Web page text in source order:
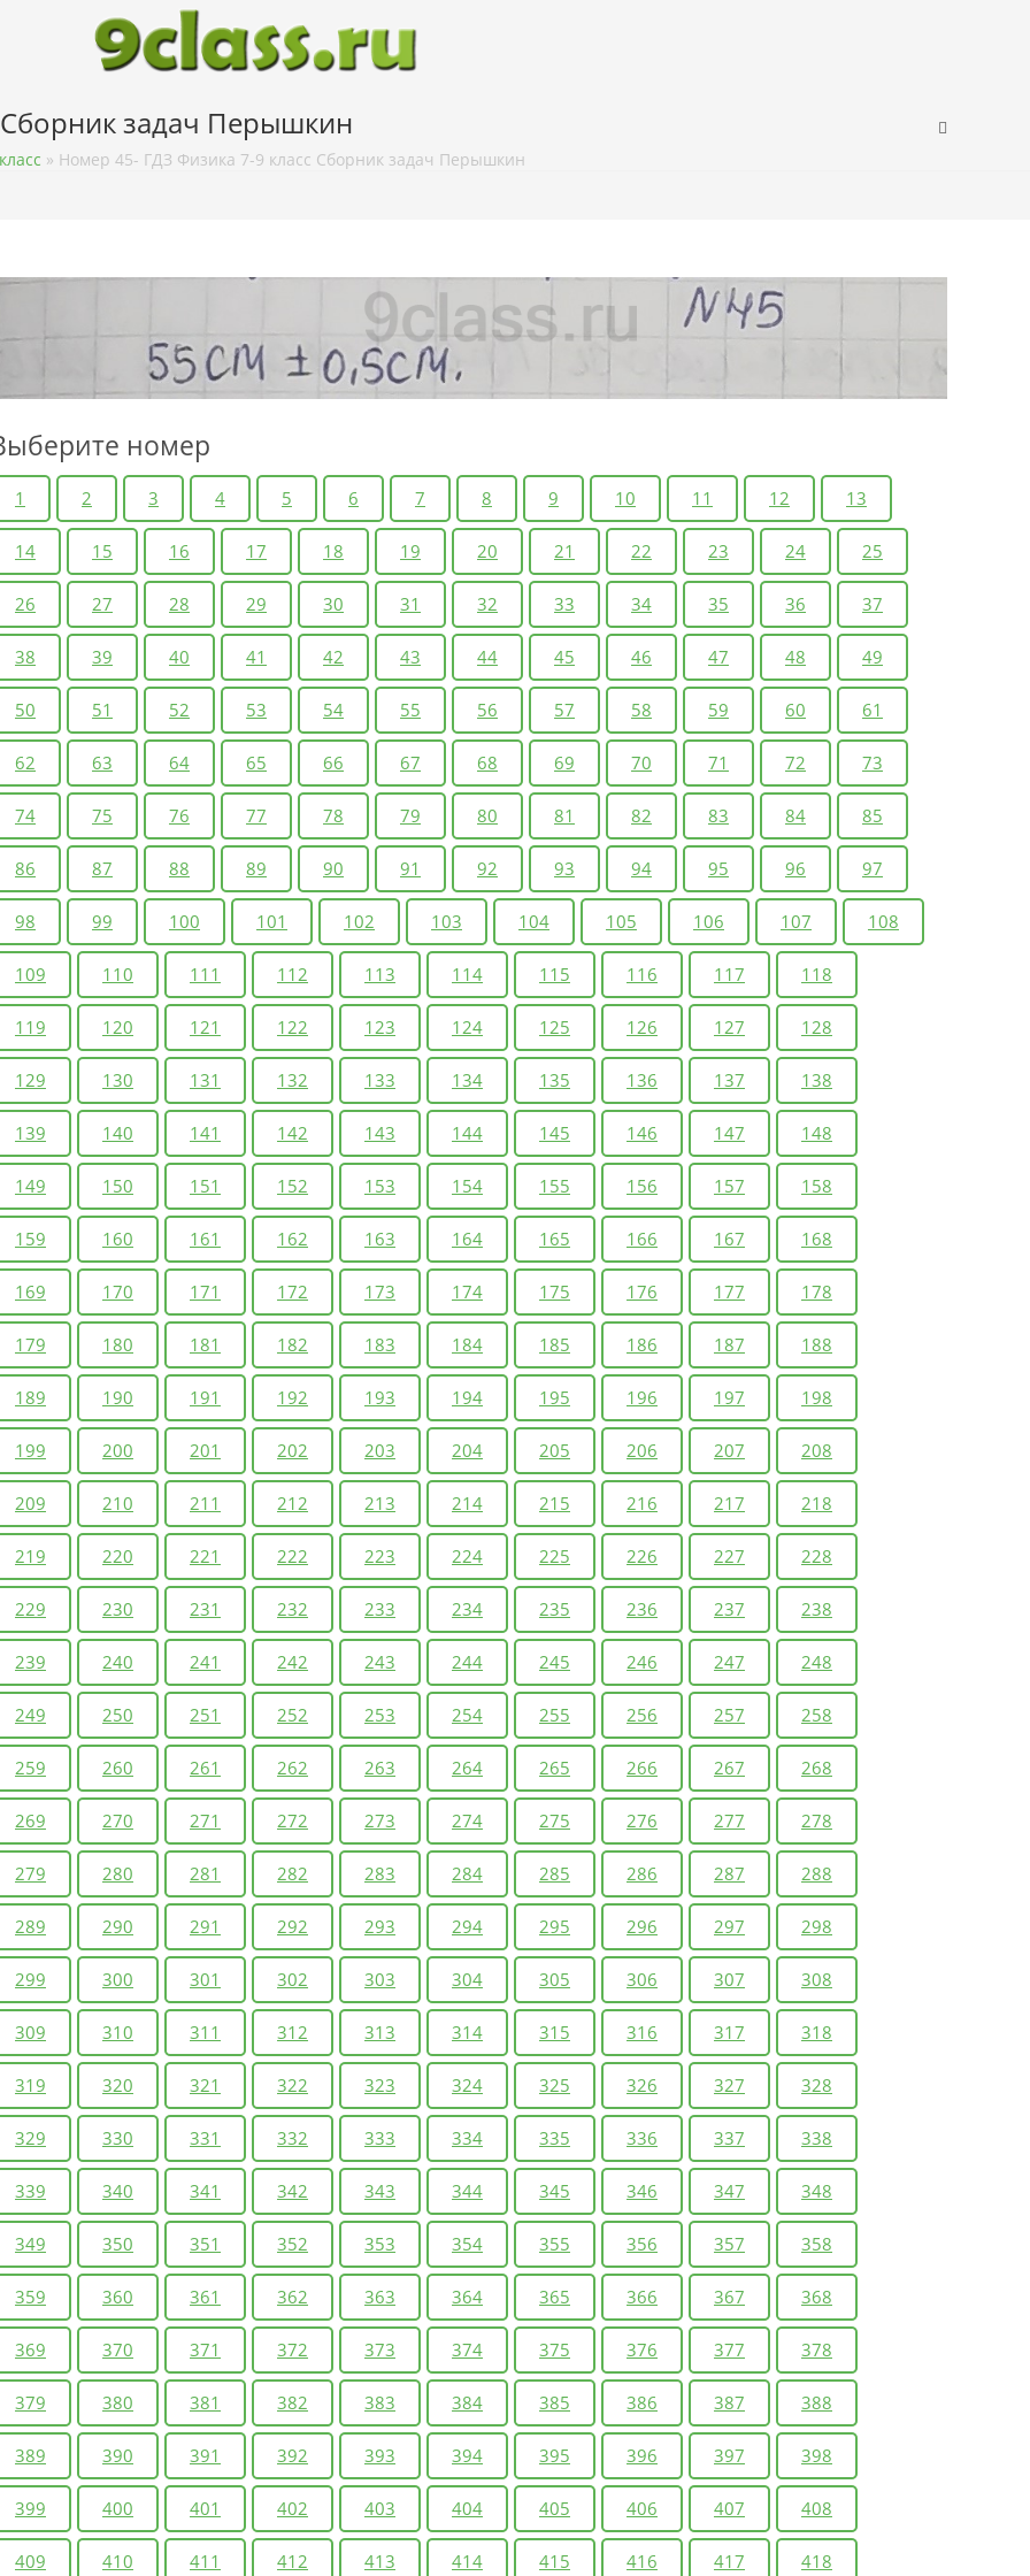
задач Перышкин
» Номер 45- ГДЗ Физика 7-9 класс Сборник задач Перышкин
номер
1 2 3 4 5 6 7 8 9 10 11 12 13
14 15 16 17 18 19 20 21 22 23 24 25
26 27 28 29 30 31 32 33 34 35 36 37
38 39 40 41 42 43 44 45 46 47 48 49
50 51 52 53 54 55 56 57 58 59 60 61
62 63 64 65 66 67 68 69 70 71 72 73
74 75 76 77 78 79 80 81 82 83 84 85
86 87 88 89 90 91 92 93 94 95 96 97
98 99 100 101 102 103 104 105 106 107 108
109 110 111 112 113 114 115 116 117 118
119 120 121 122 123 124 125 126 127 128
129 130 131 132 133 134 135 136 137 138
139 140 141 142 143 144 145 146 147 148
149 150 151 152 153 154 155 156 157 158
159 160 161 162 163 164 165 166 167 168
169 170 171 172 173 174 175 176 177 178
179 180 181 182 183 184 185 186 187 188
189 190 191 192 193 194 195 196 197 198
199 200 201 202 203 204 205 206 207 208
209 210 211 212 213 214 215 216 217 218
219 220 221 222 223 224 225 226 227 228
229 230 231 232 233 234 235 236 237 238
239 240 241 242 243 244 245 246 247 248
249 250 251 252 253 254 255 256 257 258
259 260 261 262 263 264 265 266 267 268
269 270 271 272 273 274 275 276 277 278
279 280 281 282 283 284 285 286 287 288
289 290 291 292 293 294 295 296 297 298
299 300 301 302 303 304 305 306 307 308
309 310 311 312 313 314 315 316 317 318
319 320 321 322 323 324 325 326 327 328
329 330 331 332 333 334 335 336 337 338
339 340 341 342 343 344 345 346 347 348
349 350 351 352 353 354 355 356 357 358
359 360 361 362 363 364 365 366 367 368
369 370 371 372 373 374 375 376 377 378
379 380 381 382 383 384 385 386 387 388
389 390 391 392 393 394 395 396 397 398
399 400 401 402 403 404 405 406 407 408
409 410 411 412 413 414 415 416 417 418